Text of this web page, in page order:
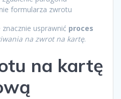
formularza zwrotu
usprawnić proces
na zwrot na kartę.
na kartę